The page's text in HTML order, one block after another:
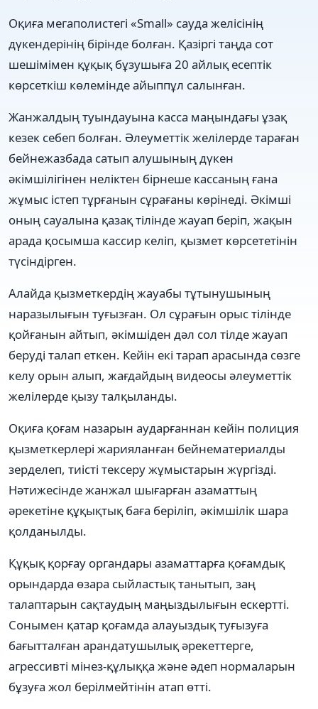
Оқиға мегаполистегі «Small» сауда желісінің
дүкендерінің бірінде болған. Қазіргі таңда сот
шешімімен құқық бұзушыға 20 айлық есептік
көрсеткіш көлемінде айыппұл салынған.
Жанжалдың туындауына касса маңындағы ұзақ
кезек себеп болған. Әлеуметтік желілерде тараған
бейнежазбада сатып алушының дүкен
әкімшілігінен неліктен бірнеше кассаның ғана
жұмыс істеп тұрғанын сұрағаны көрінеді. Әкімші
оның сауалына қазақ тілінде жауап беріп, жақын
арада қосымша кассир келіп, қызмет көрсететінін
түсіндірген.
Алайда қызметкердің жауабы тұтынушының
наразылығын туғызған. Ол сұрағын орыс тілінде
қойғанын айтып, әкімшіден дәл сол тілде жауап
беруді талап еткен. Кейін екі тарап арасында сөзге
келу орын алып, жағдайдың видеосы әлеуметтік
желілерде қызу талқыланды.
Оқиға қоғам назарын аударғаннан кейін полиция
қызметкерлері жарияланған бейнематериалды
зерделеп, тиісті тексеру жұмыстарын жүргізді.
Нәтижесінде жанжал шығарған азаматтың
әрекетіне құқықтық баға беріліп, әкімшілік шара
қолданылды.
Құқық қорғау органдары азаматтарға қоғамдық
орындарда өзара сыйластық танытып, заң
талаптарын сақтаудың маңыздылығын ескертті.
Сонымен қатар қоғамда алауыздық туғызуға
бағытталған арандатушылық әрекеттерге,
агрессивті мінез-құлыққа және әдеп нормаларын
бұзуға жол берілмейтінін атап өтті.